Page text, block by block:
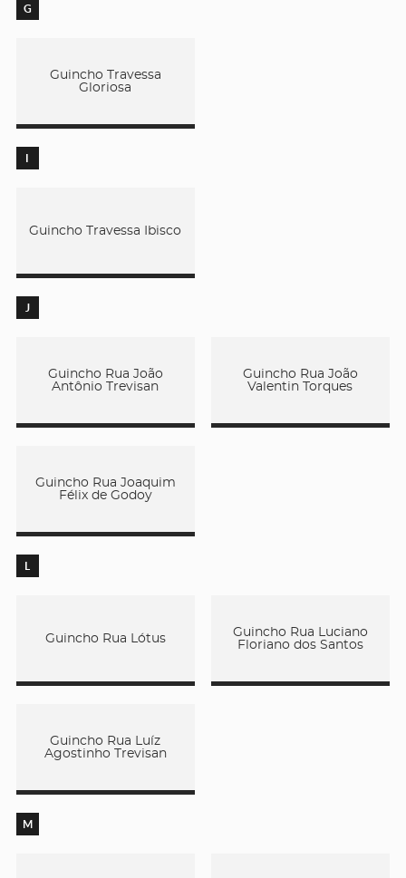
G
Guincho Travessa
Gloriosa
I
Guincho Travessa Ibisco
J
Guincho Rua João
Antônio Trevisan
Guincho Rua João
Valentin Torques
Guincho Rua Joaquim
Félix de Godoy
L
Guincho Rua Lótus
Guincho Rua Luciano
Floriano dos Santos
Guincho Rua Luíz
Agostinho Trevisan
M